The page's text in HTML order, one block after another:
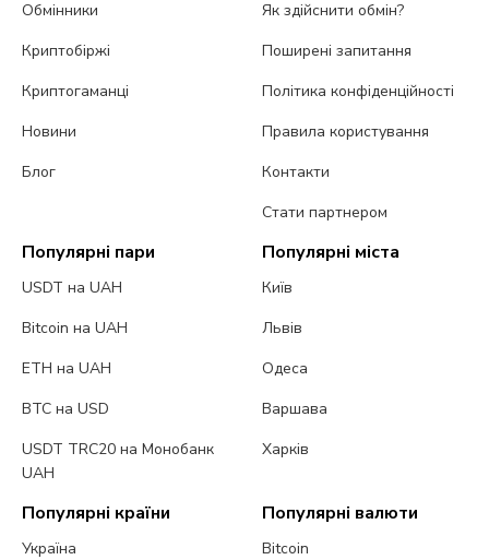
Обмінники
Криптобіржі
Криптогаманці
Новини
Блог
Як здійснити обмін?
Поширені запитання
Політика конфіденційності
Правила користування
Контакти
Стати партнером
Популярні пари
USDT на UAH
Bitcoin на UAH
ETH на UAH
BTC на USD
USDT TRC20 на Монобанк
UAH
Популярні міста
Київ
Львів
Одеса
Варшава
Харків
Популярні країни
Україна
Популярні валюти
Bitcoin